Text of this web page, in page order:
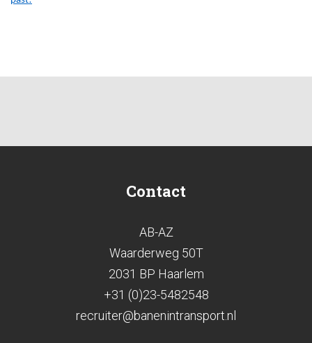
Contact
AB-AZ
Waarderweg 50T
2031 BP Haarlem
+31 (0)23-5482548
recruiter@banenintransport.nl